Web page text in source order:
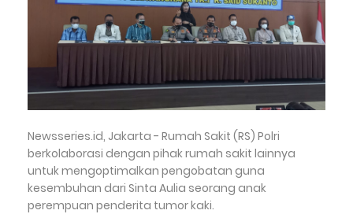
Newsseries.id, Jakarta - Rumah Sakit (RS) Polri
berkolaborasi dengan pihak rumah sakit lainnya
untuk mengoptimalkan pengobatan guna
kesembuhan dari Sinta Aulia seorang anak
perempuan penderita tumor kaki.